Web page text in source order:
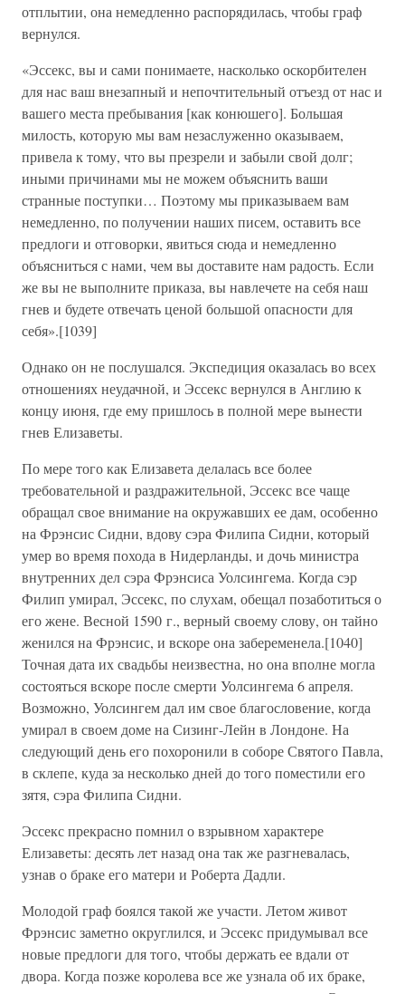
отплытии, она немедленно распорядилась, чтобы граф
вернулся.
«Эссекс, вы и сами понимаете, насколько оскорбителен
для нас ваш внезапный и непочтительный отъезд от нас и
вашего места пребывания [как конюшего]. Большая
милость, которую мы вам незаслуженно оказываем,
привела к тому, что вы презрели и забыли свой долг;
иными причинами мы не можем объяснить ваши
странные поступки… Поэтому мы приказываем вам
немедленно, по получении наших писем, оставить все
предлоги и отговорки, явиться сюда и немедленно
объясниться с нами, чем вы доставите нам радость. Если
же вы не выполните приказа, вы навлечете на себя наш
гнев и будете отвечать ценой большой опасности для
себя».[1039]
Однако он не послушался. Экспедиция оказалась во всех
отношениях неудачной, и Эссекс вернулся в Англию к
концу июня, где ему пришлось в полной мере вынести
гнев Елизаветы.
По мере того как Елизавета делалась все более
требовательной и раздражительной, Эссекс все чаще
обращал свое внимание на окружавших ее дам, особенно
на Фрэнсис Сидни, вдову сэра Филипа Сидни, который
умер во время похода в Нидерланды, и дочь министра
внутренних дел сэра Фрэнсиса Уолсингема. Когда сэр
Филип умирал, Эссекс, по слухам, обещал позаботиться о
его жене. Весной 1590 г., верный своему слову, он тайно
женился на Фрэнсис, и вскоре она забеременела.[1040]
Точная дата их свадьбы неизвестна, но она вполне могла
состояться вскоре после смерти Уолсингема 6 апреля.
Возможно, Уолсингем дал им свое благословение, когда
умирал в своем доме на Сизинг-Лейн в Лондоне. На
следующий день его похоронили в соборе Святого Павла,
в склепе, куда за несколько дней до того поместили его
зятя, сэра Филипа Сидни.
Эссекс прекрасно помнил о взрывном характере
Елизаветы: десять лет назад она так же разгневалась,
узнав о браке его матери и Роберта Дадли.
Молодой граф боялся такой же участи. Летом живот
Фрэнсис заметно округлился, и Эссекс придумывал все
новые предлоги для того, чтобы держать ее вдали от
двора. Когда позже королева все же узнала об их браке,